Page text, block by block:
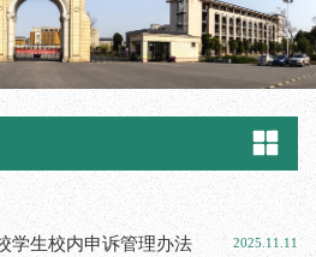
学生校内申诉管理办法 2025.11.11